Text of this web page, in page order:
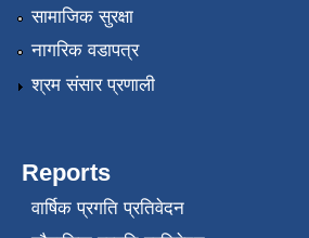
सामाजिक सुरक्षा
नागरिक वडापत्र
श्रम संसार प्रणाली
Reports
वार्षिक प्रगति प्रतिवेदन